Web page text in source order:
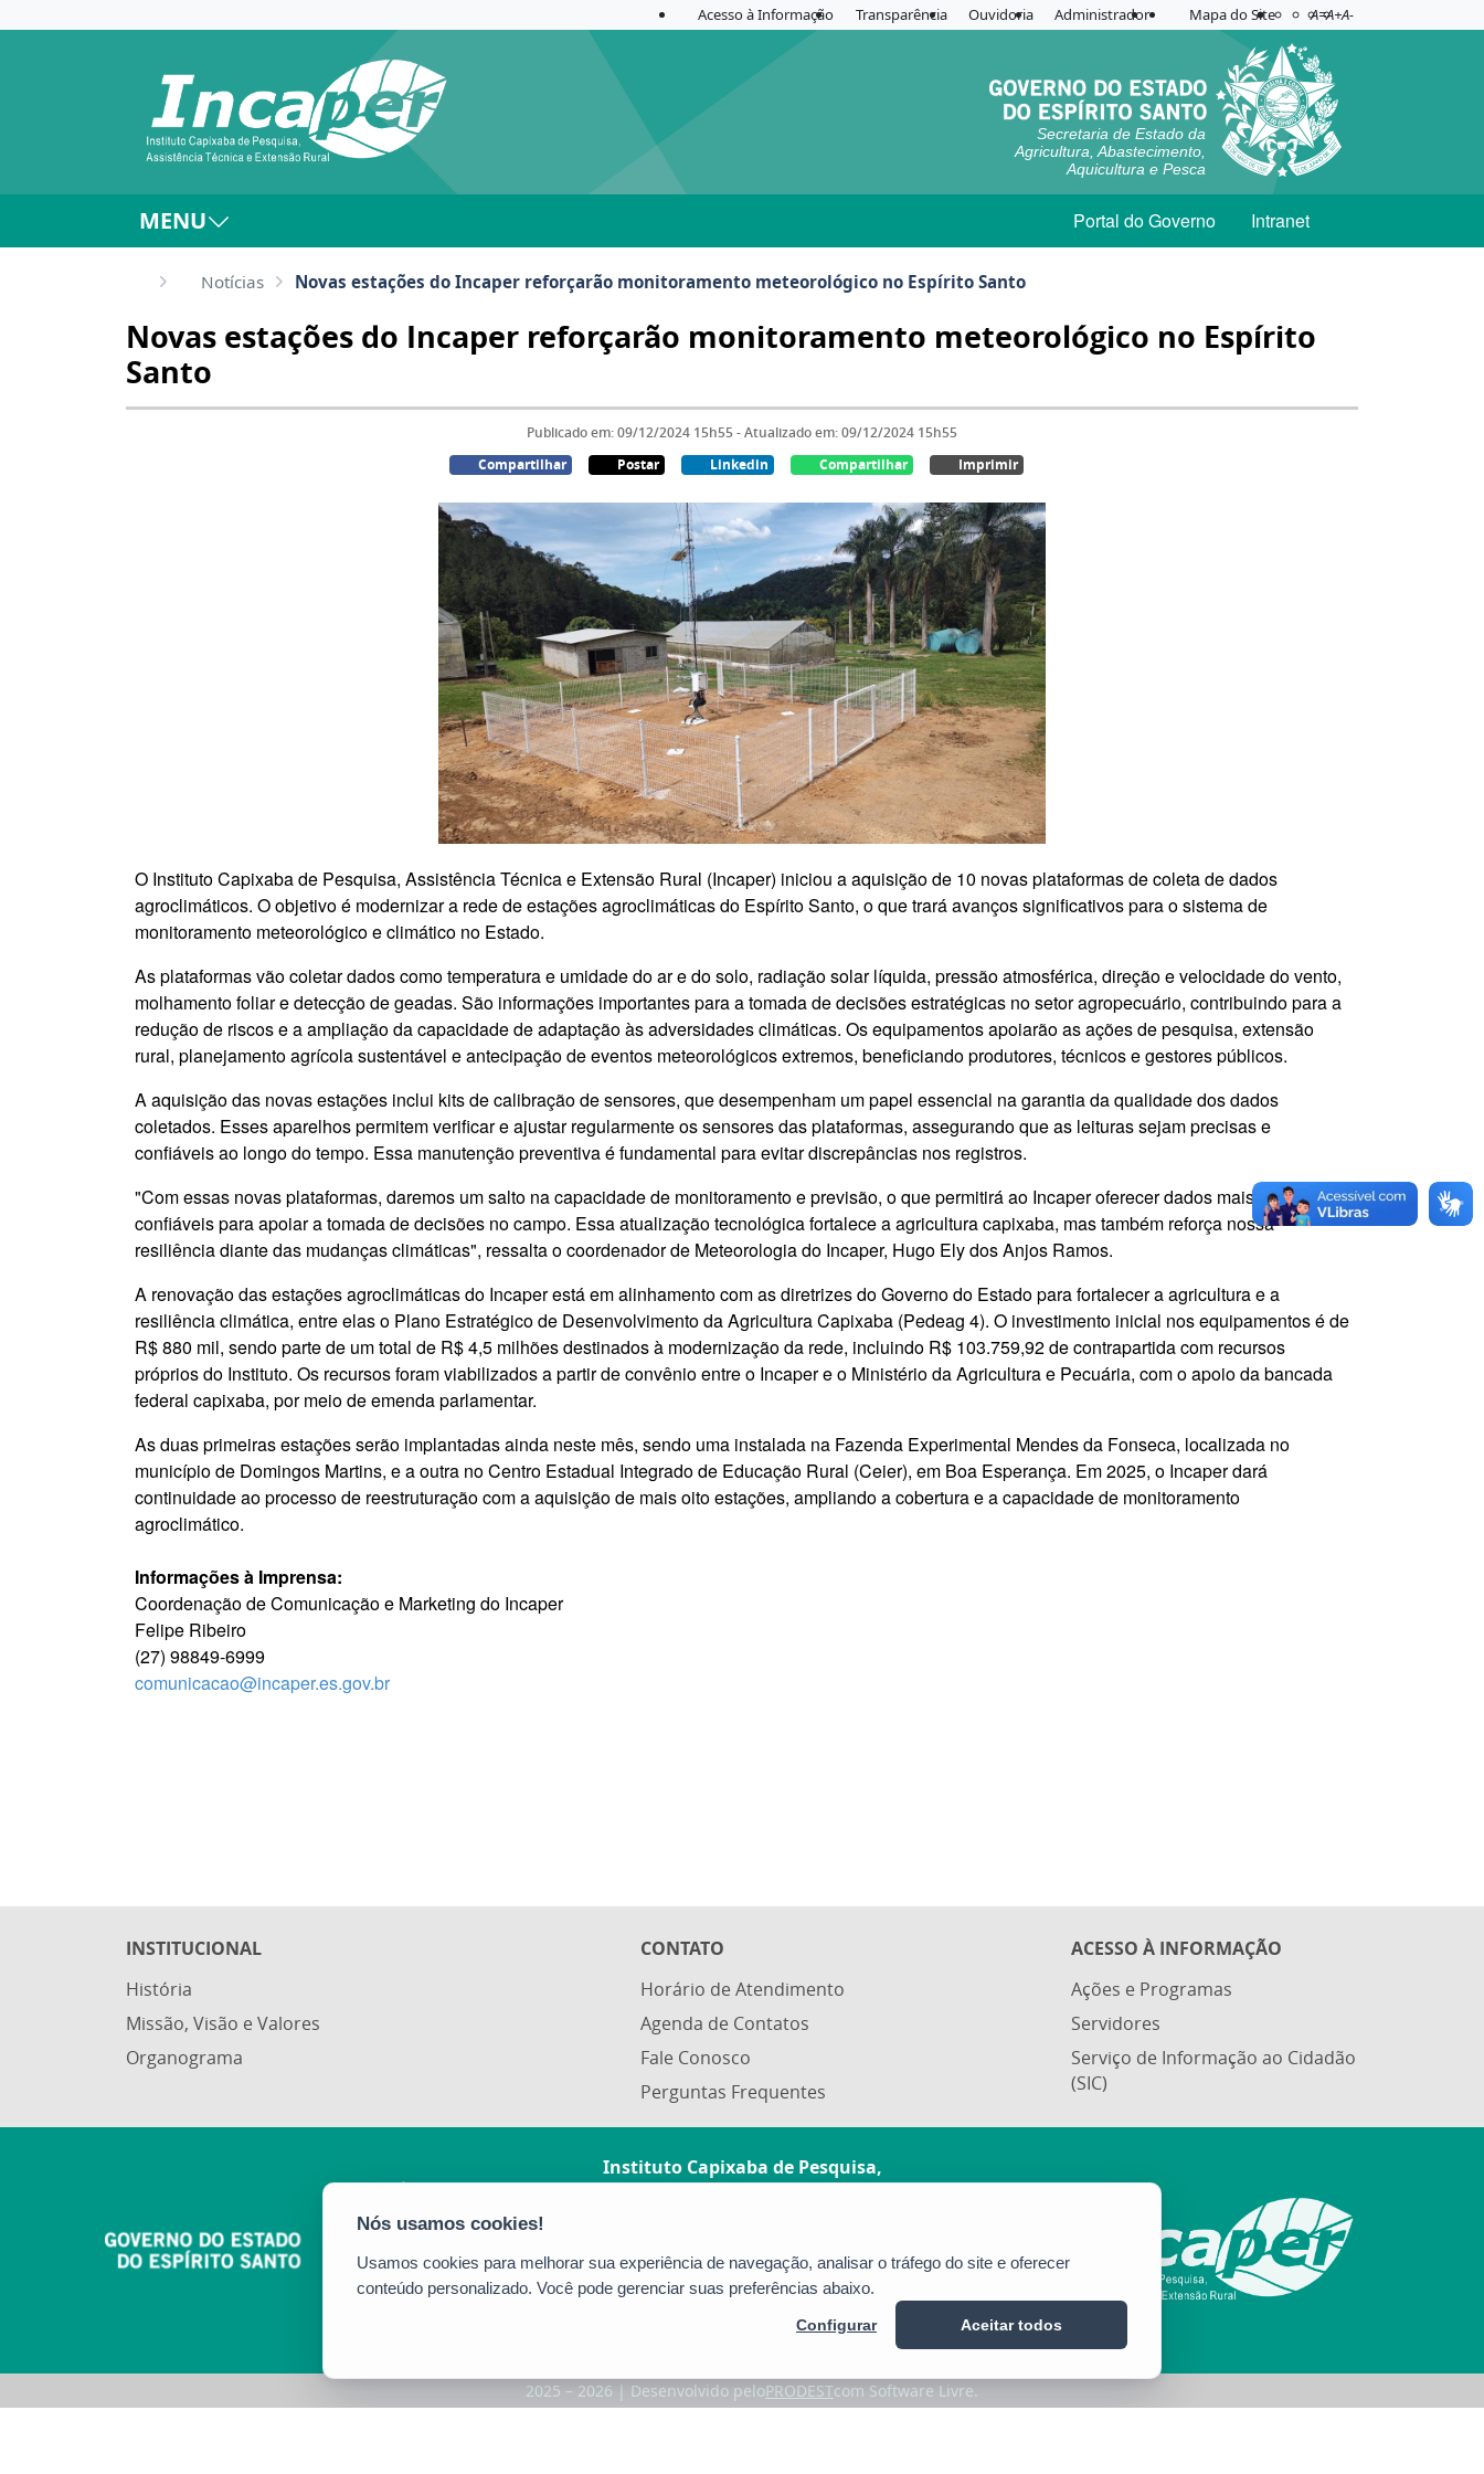
Acesso à Informação Transparência Ouvidoria Administrador Mapa do Site Acessibilidade
Aplicar contraste
A=A+A-
Secretaria de Estado da
Agricultura, Abastecimento,
Aquicultura e Pesca
MENU Portal do Governo Intranet
Notícias Novas estações do Incaper reforçarão monitoramento meteorológico no Espírito Santo
Novas estações do Incaper reforçarão monitoramento meteorológico no Espírito
Santo
Publicado em: 09/12/2024 15h55 - Atualizado em: 09/12/2024 15h55
Compartilhar
Postar Linkedin Compartilhar Imprimir
O Instituto Capixaba de Pesquisa, Assistência Técnica e Extensão Rural (Incaper) iniciou a aquisição de 10 novas plataformas de coleta de dados
agroclimáticos. O objetivo é modernizar a rede de estações agroclimáticas do Espírito Santo, o que trará avanços significativos para o sistema de
monitoramento meteorológico e climático no Estado.
As plataformas vão coletar dados como temperatura e umidade do ar e do solo, radiação solar líquida, pressão atmosférica, direção e velocidade do vento,
molhamento foliar e detecção de geadas. São informações importantes para a tomada de decisões estratégicas no setor agropecuário, contribuindo para a
redução de riscos e a ampliação da capacidade de adaptação às adversidades climáticas. Os equipamentos apoiarão as ações de pesquisa, extensão
rural, planejamento agrícola sustentável e antecipação de eventos meteorológicos extremos, beneficiando produtores, técnicos e gestores públicos.
A aquisição das novas estações inclui kits de calibração de sensores, que desempenham um papel essencial na garantia da qualidade dos dados
coletados. Esses aparelhos permitem verificar e ajustar regularmente os sensores das plataformas, assegurando que as leituras sejam precisas e
confiáveis ao longo do tempo. Essa manutenção preventiva é fundamental para evitar discrepâncias nos registros.
"Com essas novas plataformas, daremos um salto na capacidade de monitoramento e previsão, o que permitirá ao Incaper oferecer dados mais precisos e
confiáveis para apoiar a tomada de decisões no campo. Essa atualização tecnológica fortalece a agricultura capixaba, mas também reforça nossa
resiliência diante das mudanças climáticas", ressalta o coordenador de Meteorologia do Incaper, Hugo Ely dos Anjos Ramos.
A renovação das estações agroclimáticas do Incaper está em alinhamento com as diretrizes do Governo do Estado para fortalecer a agricultura e a
resiliência climática, entre elas o Plano Estratégico de Desenvolvimento da Agricultura Capixaba (Pedeag 4). O investimento inicial nos equipamentos é de
R$ 880 mil, sendo parte de um total de R$ 4,5 milhões destinados à modernização da rede, incluindo R$ 103.759,92 de contrapartida com recursos
próprios do Instituto. Os recursos foram viabilizados a partir de convênio entre o Incaper e o Ministério da Agricultura e Pecuária, com o apoio da bancada
federal capixaba, por meio de emenda parlamentar.
As duas primeiras estações serão implantadas ainda neste mês, sendo uma instalada na Fazenda Experimental Mendes da Fonseca, localizada no
município de Domingos Martins, e a outra no Centro Estadual Integrado de Educação Rural (Ceier), em Boa Esperança. Em 2025, o Incaper dará
continuidade ao processo de reestruturação com a aquisição de mais oito estações, ampliando a cobertura e a capacidade de monitoramento
agroclimático.
Informações à Imprensa:
Coordenação de Comunicação e Marketing do Incaper
Felipe Ribeiro
(27) 98849-6999
comunicacao@incaper.es.gov.br
INSTITUCIONAL
História
Missão, Visão e Valores
Organograma
CONTATO
Horário de Atendimento
Agenda de Contatos
Fale Conosco
Perguntas Frequentes
ACESSO À INFORMAÇÃO
Ações e Programas
Servidores
Serviço de Informação ao Cidadão
(SIC)
Instituto Capixaba de Pesquisa,
CEP: 29052-010 - Vitória / ES
Tel.: (27) 3940-0210
2025 – 2026 | Desenvolvido peloPRODESTcom Software Livre.
Usamos cookies para melhorar sua experiência de navegação, analisar o tráfego do site e oferecer
conteúdo personalizado. Você pode gerenciar suas preferências abaixo.
Configurar Aceitar todos